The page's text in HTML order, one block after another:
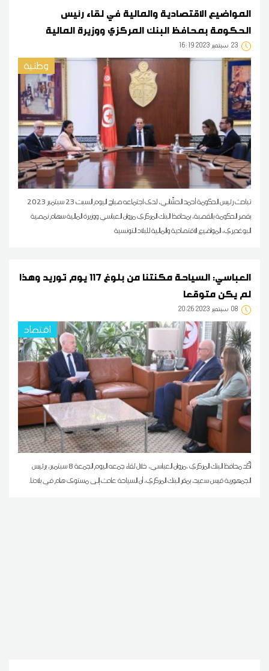
المواضيع الاقتصادية والمالية في لقاء رئيس
الحكومة بمحافظ البنك المركزي ووزيرة المالية
23 16:19 2023 سبتمبر
وطنية
تباحث رئيس الحكومة أحمد الحشّاني، لدى اجتماعه صباح اليوم السبت 23 سبتمبر 2023
بقصر الحكومة بالقصبة، بمحافظ البنك المركزي مروان العباسي ووزيرة المالية سهام نمصية
البوغديري، المواضيع الاقتصادية والمالية للبلاد التونسية
العباسي: السياحة مكنتنا من بلوغ 117 يوم توريد وهذا
لم يكن متوقعا
08 20:26 2023 سبتمبر
اقتصاد
أكّد محافظ البنك المركزي ،مروان العباسي، خلال لقاء جمعه اليوم الجمعة 8 سبتمبر، برئيس
الجمهورية قيس سعيد، بمقر البنك المركزي، أن السياحة عادت إلى مستوى هام في بلادنا.